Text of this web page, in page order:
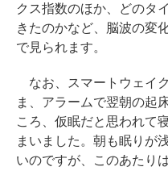
クス指数のほか、どのタ
きたのかなど、脳波の変
で見られます。
なお、スマートウェイ
ま、アラームで翌朝の起
ころ、仮眠だと思われて
まいました。朝も眠りが
いのですが、このあたり